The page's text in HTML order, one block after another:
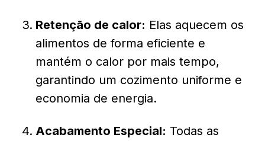
Retenção de calor: Elas aquecem os
alimentos de forma eficiente e
mantém o calor por mais tempo,
garantindo um cozimento uniforme e
economia de energia.
Acabamento Especial: Todas as